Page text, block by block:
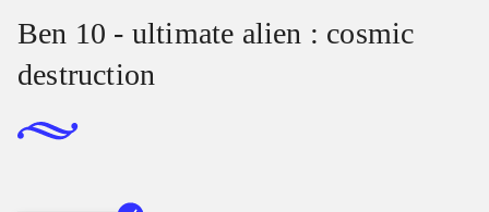
Ben 10 - ultimate alien : cosmic
destruction